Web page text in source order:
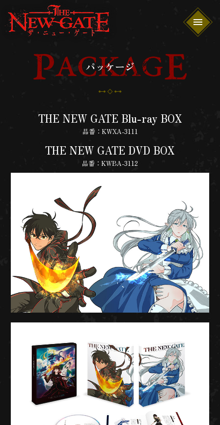
パッケージ
THE NEW GATE Blu-ray BOX
品番：KWXA-3111
THE NEW GATE DVD BOX
品番：KWBA-3112